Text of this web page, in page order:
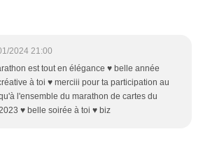
2024 21:00
est tout en élégance ♥ belle année
à toi ♥ merciii pour ta participation au
l'ensemble du marathon de cartes du
♥ belle soirée à toi ♥ biz